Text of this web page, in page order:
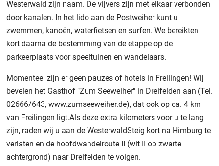
Westerwald zijn naam. De vijvers zijn met elkaar verbonden
door kanalen. In het lido aan de Postweiher kunt u
zwemmen, kanoën, waterfietsen en surfen. We bereikten
kort daarna de bestemming van de etappe op de
parkeerplaats voor speeltuinen en wandelaars.
Momenteel zijn er geen pauzes of hotels in Freilingen! Wij
bevelen het Gasthof "Zum Seeweiher" in Dreifelden aan (Tel.
02666/643, www.zumseeweiher.de), dat ook op ca. 4 km
van Freilingen ligt.Als deze extra kilometers voor u te lang
zijn, raden wij u aan de WesterwaldSteig kort na Himburg te
verlaten en de hoofdwandelroute II (wit II op zwarte
achtergrond) naar Dreifelden te volgen.